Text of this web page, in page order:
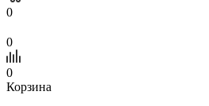
0
0
0
Корзина